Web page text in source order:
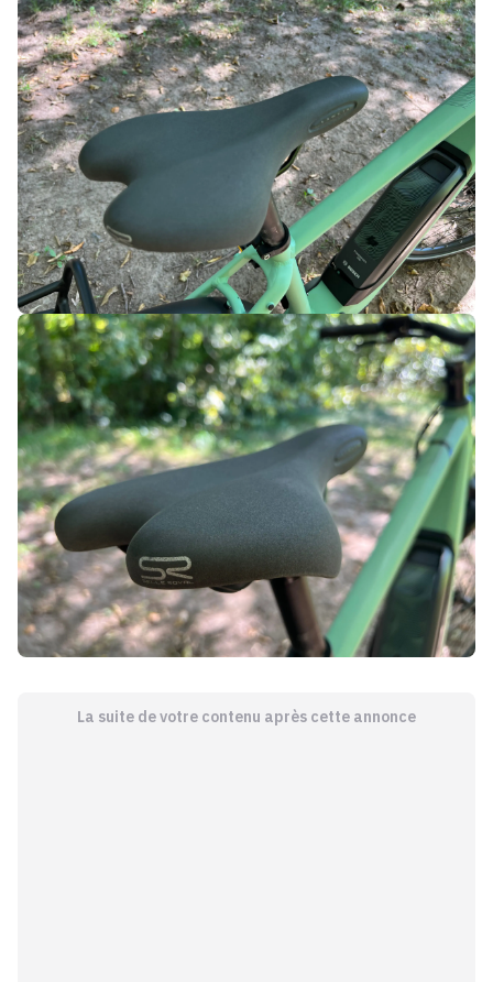
La suite de votre contenu après cette annonce